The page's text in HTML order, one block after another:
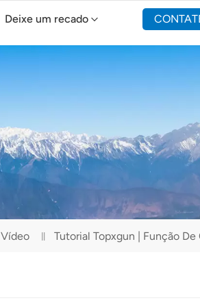
Deixe um recado
Vídeo Tutorial Topxgun | Função